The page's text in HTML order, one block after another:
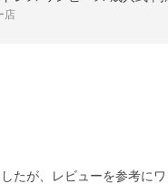
店
たが、レビューを参考にワ